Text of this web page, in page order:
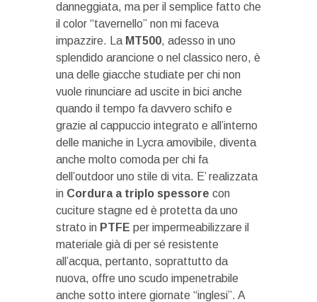
danneggiata, ma per il semplice fatto che
il color “tavernello” non mi faceva
impazzire. La MT500, adesso in uno
splendido arancione o nel classico nero, è
una delle giacche studiate per chi non
vuole rinunciare ad uscite in bici anche
quando il tempo fa davvero schifo e
grazie al cappuccio integrato e all’interno
delle maniche in Lycra amovibile, diventa
anche molto comoda per chi fa
dell’outdoor uno stile di vita. E’ realizzata
in Cordura a triplo spessore con
cuciture stagne ed è protetta da uno
strato in PTFE per impermeabilizzare il
materiale già di per sé resistente
all’acqua, pertanto, soprattutto da
nuova, offre uno scudo impenetrabile
anche sotto intere giornate “inglesi”. A